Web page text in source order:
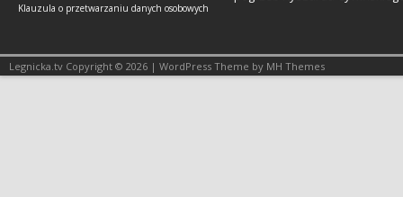
Klauzula o przetwarzaniu danych osobowych
Legnicka.tv Copyright © 2026 | WordPress Theme by MH Themes